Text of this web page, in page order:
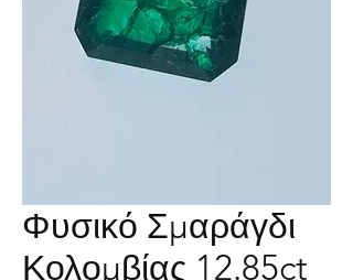
Φυσικό Σμαράγδι
Κολομβίας 12.85ct